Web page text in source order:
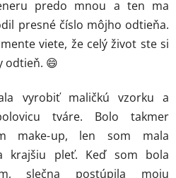
predo mnou a ten ma
presné číslo môjho odtieňa.
viete, že celý život ste si
odtieň. 😄
vyrobiť maličkú vzorku a
tváre. Bolo takmer
make-up, len som mala
krajšiu pleť. Keď som bola
slečna postúpila moju